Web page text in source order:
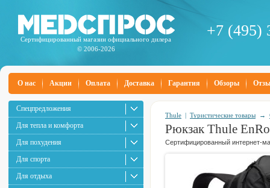
Сертифицированный магазин официального дилера
© 2006-2026
+7 (495)
О нас Акции Оплата Доставка Гарантия Обзоры
Спецпредложения
Для тепла и комфорта
Для похудения
Для спорта
Для отдыха
Thule | Туристические товары →
Рюкзак Thule
Сертифицированный интернет-